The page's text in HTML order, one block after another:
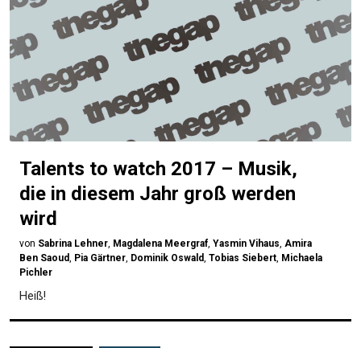
Talents to watch 2017 – Musik,
die in diesem Jahr groß werden
wird
von Sabrina Lehner, Magdalena Meergraf, Yasmin Vihaus, Amira
Ben Saoud, Pia Gärtner, Dominik Oswald, Tobias Siebert, Michaela
Pichler
Heiß!